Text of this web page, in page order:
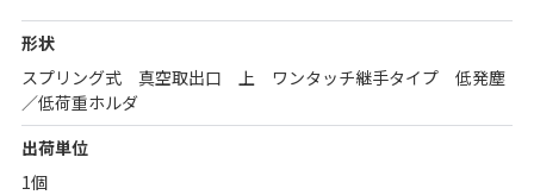
形状
スプリング式 真空取出口 上 ワンタッチ継手タイプ 低発塵
／低荷重ホルダ
出荷単位
1個